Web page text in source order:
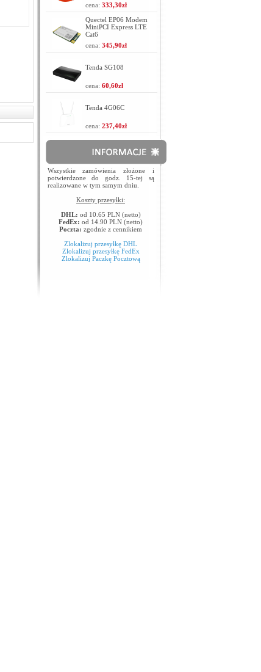
cena: 333,30zł
Quectel EP06 Modem
MiniPCI Express LTE
Cat6
cena: 345,90zł
Tenda SG108
cena: 60,60zł
Tenda 4G06C
cena: 237,40zł
Wszystkie zamówienia złożone i
potwierdzone do godz. 15-tej są
realizowane w tym samym dniu.
Koszty przesyłki:
DHL: od 10.65 PLN (netto)
FedEx: od 14.90 PLN (netto)
Poczta: zgodnie z cennikiem
Zlokalizuj przesyłkę DHL
Zlokalizuj przesyłkę FedEx
Zlokalizuj Paczkę Pocztową